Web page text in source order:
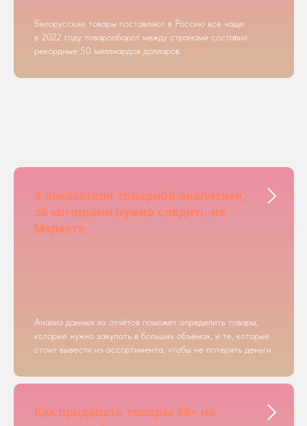
Белорусские товары поставляют в Россию все чаще:
в 2022 году товарооборот между странами составил
рекордные 50 миллиардов долларов.
4 показателя товарной аналитики,
за которыми нужно следить на
Маркете
Анализ данных из отчётов поможет определить товары,
которые нужно закупать в больших объёмах, и те, которые
стоит вывести из ассортимента, чтобы не потерять деньги.
Как продавать товары 18+ на